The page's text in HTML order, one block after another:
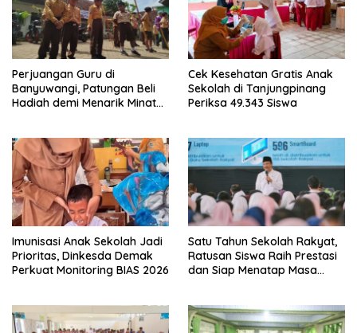
Perjuangan Guru di
Banyuwangi, Patungan Beli
Hadiah demi Menarik Minat
Cek Kesehatan Gratis Anak
Sekolah di Tanjungpinang
Periksa 49.343 Siswa
Imunisasi Anak Sekolah Jadi
Prioritas, Dinkesda Demak
Perkuat Monitoring BIAS 2026
Satu Tahun Sekolah Rakyat,
Ratusan Siswa Raih Prestasi
dan Siap Menatap Masa